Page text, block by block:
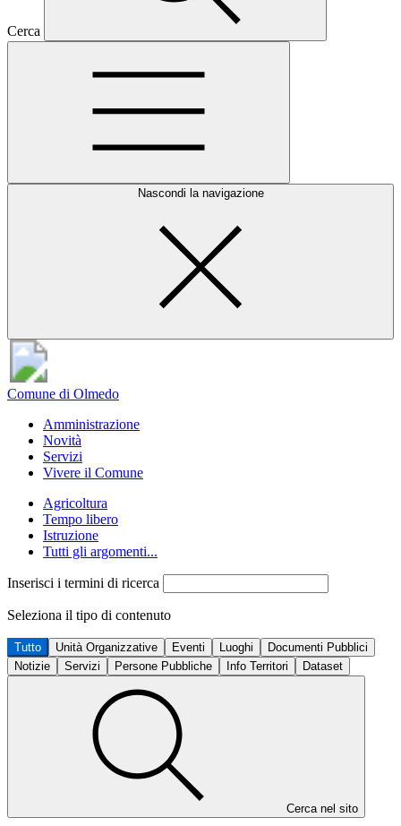
Cerca
Nascondi la navigazione
Comune di Olmedo
Amministrazione
Novità
Servizi
Vivere il Comune
Agricoltura
Tempo libero
Istruzione
Tutti gli argomenti...
Inserisci i termini di ricerca
Seleziona il tipo di contenuto
Tutto Unità Organizzative Eventi Luoghi
Documenti Pubblici
Notizie
Servizi Persone Pubbliche Info Territori Dataset
Cerca nel sito